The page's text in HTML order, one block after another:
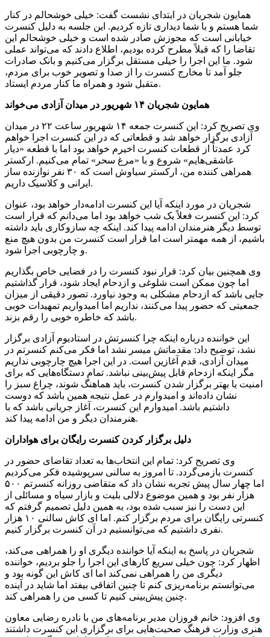
همایون شجریان در ابتدای نشست گفت: خیلی خوشحالم در کنار
شما هستم و با شما دیداری تازه کردیم. این جلسه به دلیل کنسرت
خیابانی است که مجوزش صادر شده است و خیلی خوشحالم این
تقاضا را که قبلاً مطرح کرده بودیم، اطلاع دادند که می‌تواند عملی
شود. ما این اجرا را خیلی مستقل برگزار می‌کنیم و بانک صادرات
جلو آمد تا مخارج کنسرت را از صدا و تصویر خوب برای مردم،
متقبل شود و همراه ما کنار مردم ایستاد.
همایون شجریان ۱۴ شهریور در میدان آزادی می‌خواند
وی تصریح کرد: این کنسرت جمعه ۱۴ شهریور ساعت ۲۲ در میدان
آزادی برگزار خواهد شد و قطعاتی که در این کنسرت اجرا خواهم
کرد عمدتاً از قطعات کنسرت اخیرم خواهد بود اما با قطعه «دیار
عاشقی‌هایم» شروع و با «مرغ سحر» تمام می‌کنیم. ارکستر
همراهی کننده من، ارکستر سیاوش است که ۳۰ نفر نوازنده ساز
ایرانی و کلاسیک داریم.
شجریان در مورد اینکه آیا این کنسرت ادامه‌دار خواهد بود، عنوان
کرد: این کنسرت فعلاً یک شب خواهد بود اما می‌دانم که قرار است
توسط دیگر هنرمندان ادامه پیدا کند. اینکه چه سازوکاری باید داشته
باشیم، از همه مهمتر است اما قرار است کنسرت من بدون هیچ منع
و چارچوبی اجرا شود.
وی همچنین بیان کرد: قرار نبود کنسرت را در فضایی خاص بگذاریم
اما چون ممکن است شلوغی و ازدحام ایجاد شود، قرار گذاشتیم
جایی باشد که ازدحام مشکلی به وجود نیاورد. تصور دقیقی از میزان
جمعیتی که حضور پیدا می‌کنند، نداریم اما امیدواریم تمهیدات خوبی
باشد که خاطره خوبی را رقم بزند.
این خواننده درباره اینکه چرا کنسرتش در استادیوم آزادی برگزار
نشد، توضیح داد: مقدماتش میسر نشد اما فکر می‌کنم کنسرتم در
میدان آزادی، قدم آغازین است. در این اجرا هیچ چارچوبی نداریم
مگر اینکه ازدحام قابل پیش‌بینی نباشد. تمام دستگاه‌هایی که برای
امنیت یا بهتر برگزار شدن کنسرت، باید هماهنگ شوند، چراغ سبز را
نشان داده‌اند و امیدوارم در عمل نتیجه همین باشد که دوست
داشتیم باشد. امیدوارم این کنسرت، آغاز جریانی باشد که با
هنرمندان دیگر و من ادامه پیدا کند.
دلیل برگزار کردن کنسرت رایگان برای هواداران
وی تصریح کرد: تمام این انتخاب‌ها به تعداد تقاضای حضور در
کنسرت بازمی‌گردد. تا امروز به سالنی سرپوشیده فکر می‌کردیم
اما چهار سال پیش تجربه نشان داد که متقاضی روزانه کنسرتم ۵۰۰
هزار نفر بود و همین موضوع دلالی بلیت و بازار سیاه و مسائلی از
این دست را نیز سبب شده بود، به همین دلیل تصمیم گرفتم که
کنسرتی رایگان برای مردم برگزار کنم. اما ای کاش سالنی ۱۰ هزار
نفری داشتیم که می‌توانستیم در آن کنسرت برگزار کنیم.
شجریان در پاسخ به اینکه آیا خواننده دیگری او را همراهی می‌کند،
اظهار کرد: چون خیلی سریع کارهای این اجرا را جلو بردیم، خواننده
دیگری من را همراهی نمی‌کند اما ای کاش این گونه بود و
می‌توانستم برنامه‌ریزی کنم تا چنین اتفاقی بیفتد اما شاید در آینده
چنین پیش‌بینی کنیم تا کسی من را همراهی کند.
وی افزود: خانم فروزان مدیر برنامه‌های من با نادره رضایی معاون
هنری وزارت فرهنگ صحبت‌هایی برای برگزاری این کنسرت داشتند